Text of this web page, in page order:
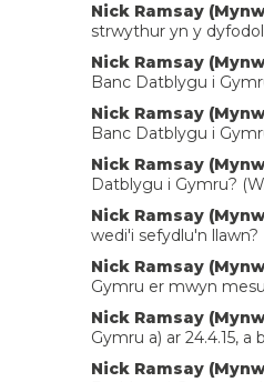
Nick Ramsay
strwythur yn y
Nick Ramsay
Banc Datblygu i
Nick Ramsay
Banc Datblygu i
Nick Ramsay
Datblygu i Gymru?
Nick Ramsay
wedi'i sefydlu'n llawn?
Nick Ramsay
Gymru er mwyn
Nick Ramsay
Gymru a) ar 24.4.15,
Nick Ramsay